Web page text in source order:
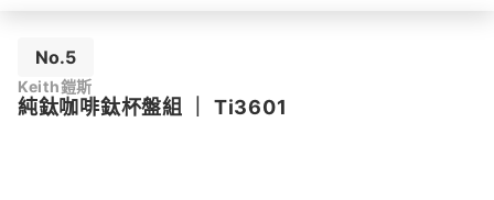
No.5
Keith鎧斯
純鈦咖啡鈦杯盤組 Ti3601